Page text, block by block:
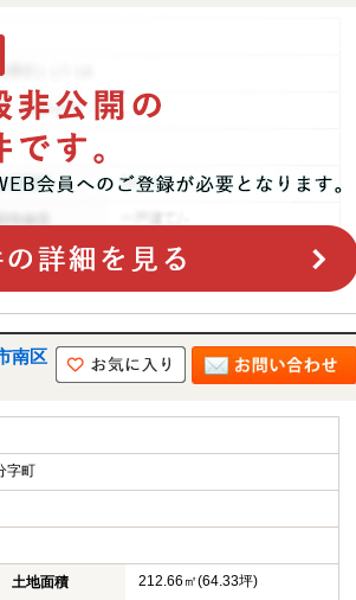
南区
字町
土地面積 212.66㎡(64.33坪)